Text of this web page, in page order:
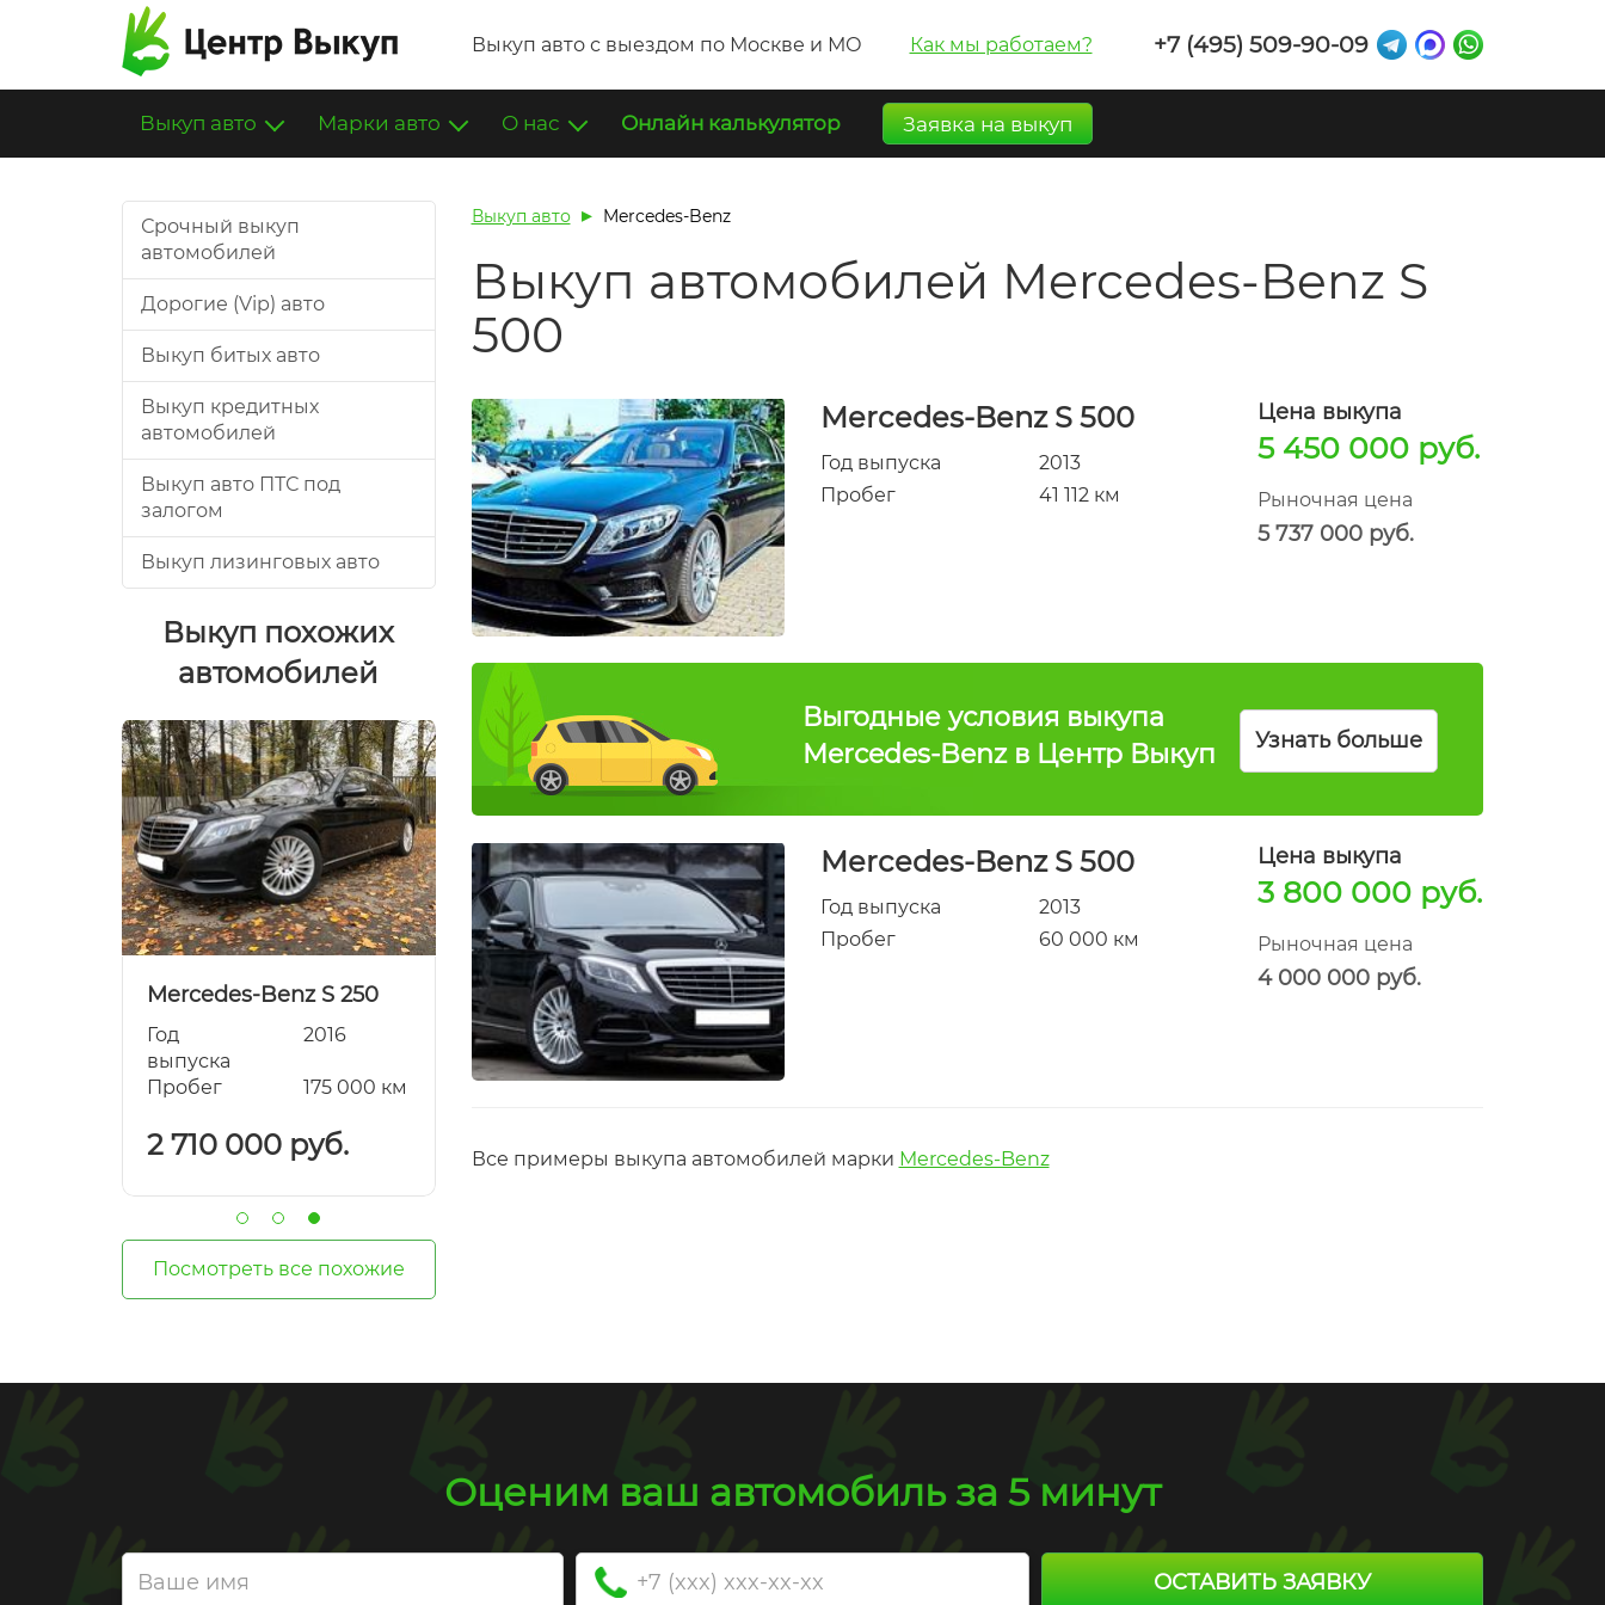
Выкуп авто с выездом по Москве и МО Как мы работаем? +7 (495) 509-90-09
Выкуп авто Марки авто О нас Онлайн калькулятор Заявка на выкуп
Срочный выкуп
автомобилей
Дорогие (Vip) авто
Выкуп битых авто
Выкуп кредитных
автомобилей
Выкуп авто ПТС под
залогом
Выкуп лизинговых авто
Выкуп похожих
автомобилей
Mercedes-Benz S 250
Год
выпуска
2016
Пробег 175 000 км
2 710 000 руб.
Mercedes-Benz GLA 250
Год
выпуска
2017
Пробег 68 000 км
2 100 000 руб.
Mercedes-Benz GLS 350
Год
выпуска
Пробег
5 000 000 руб.
Посмотреть все похожие
Выкуп авто Mercedes-Benz
Выкуп автомобилей Mercedes-Benz S
500
Mercedes-Benz S 500
Год выпуска
2013
Пробег
41 112 км
Цена выкупа
5 450 000 руб.
Рыночная цена
5 737 000 руб.
Выгодные условия выкупа
Mercedes-Benz в Центр Выкуп
Узнать больше
Mercedes-Benz S 500
Год выпуска
2013
Пробег
60 000 км
Цена выкупа
3 800 000 руб.
Рыночная цена
4 000 000 руб.
Все примеры выкупа автомобилей марки Mercedes-Benz
Оценим ваш автомобиль за 5 минут
ОСТАВИТЬ ЗАЯВКУ